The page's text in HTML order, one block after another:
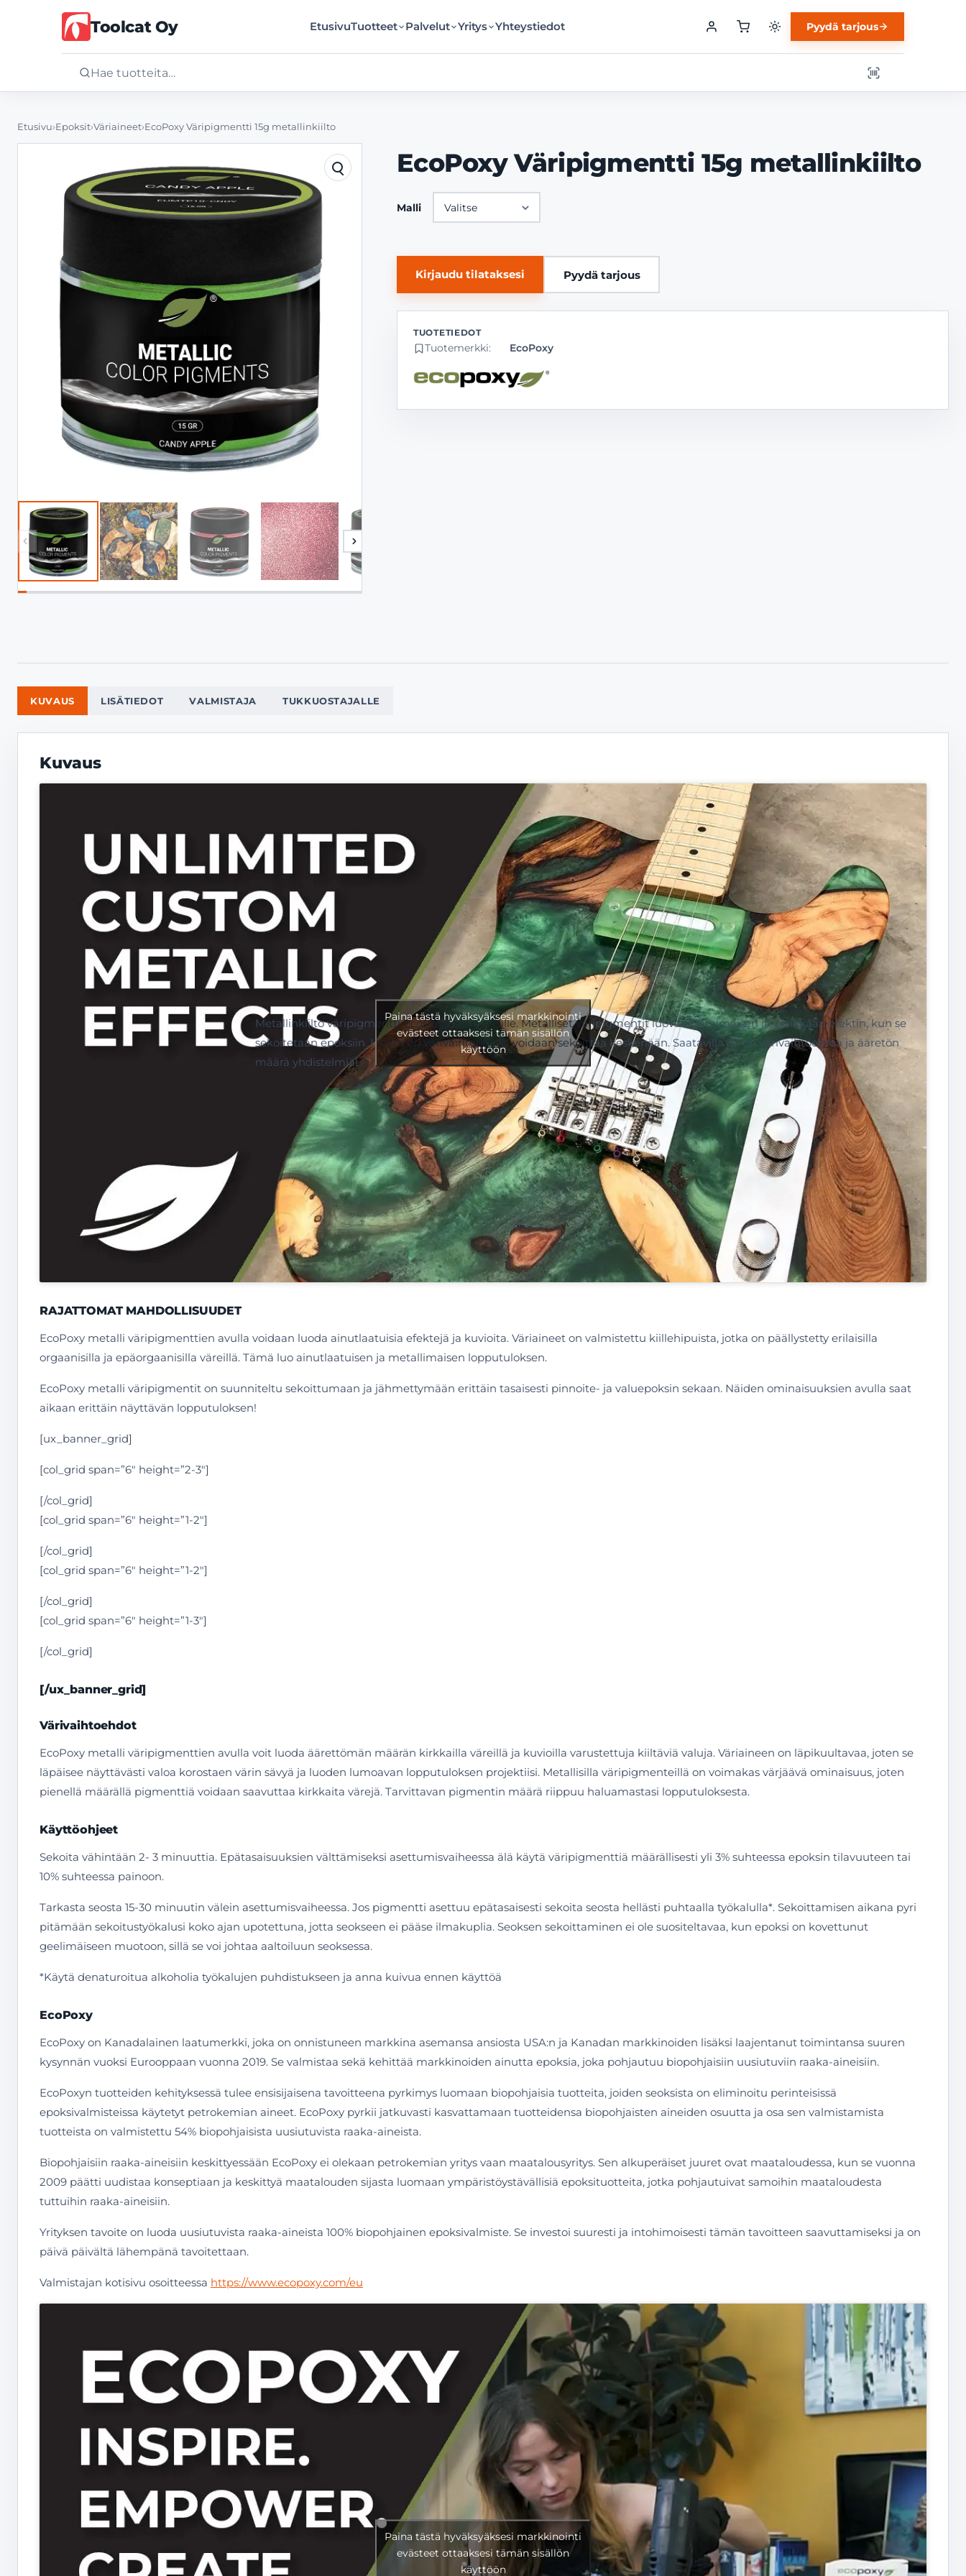
Toolcat Oy EtusivuTuotteet Palvelut Yritys Yhteystiedot Pyydä tarjous
Palvelut
Yhteystiedot
Etusivu›Epoksit›Väriaineet›EcoPoxy Väripigmentti 15g metallinkiilto
EcoPoxy Väripigmentti 15g metallinkiilto
Malli
Kirjaudu tilataksesi Pyydä tarjous
Tuotemerkki: EcoPoxy
KUVAUS LISÄTIEDOT VALMISTAJA TUKKUOSTAJALLE
Kuvaus
Metallinkiilto väripigmentti EcoPoxy valuhartsille. Metalliset väripigmentit luovat helmimäisen ja värikkään efektin, kun se
sekoitetaan epoksiin. Useita eri värivaihtoehtoja voidaan sekoittaa keskenään. Saatavilla 30 eri värivaihtoehtoa ja ääretön
määrä yhdistelmiä!
Paina tästä hyväksyäksesi markkinointi
evästeet ottaaksesi tämän sisällön
käyttöön
RAJATTOMAT MAHDOLLISUUDET
EcoPoxy metalli väripigmenttien avulla voidaan luoda ainutlaatuisia efektejä ja kuvioita. Väriaineet on valmistettu kiillehipuista, jotka on päällystetty erilaisilla
orgaanisilla ja epäorgaanisilla väreillä. Tämä luo ainutlaatuisen ja metallimaisen lopputuloksen.
EcoPoxy metalli väripigmentit on suunniteltu sekoittumaan ja jähmettymään erittäin tasaisesti pinnoite- ja valuepoksin sekaan. Näiden ominaisuuksien avulla saat
aikaan erittäin näyttävän lopputuloksen!
[ux_banner_grid]
[col_grid span=”6″ height=”2-3″]
[/col_grid]
[col_grid span=”6″ height=”1-2″]
[/col_grid]
[col_grid span=”6″ height=”1-2″]
[/col_grid]
[col_grid span=”6″ height=”1-3″]
[/col_grid]
[/ux_banner_grid]
Värivaihtoehdot
EcoPoxy metalli väripigmenttien avulla voit luoda äärettömän määrän kirkkailla väreillä ja kuvioilla varustettuja kiiltäviä valuja. Väriaineen on läpikuultavaa, joten se
läpäisee näyttävästi valoa korostaen värin sävyä ja luoden lumoavan lopputuloksen projektiisi. Metallisilla väripigmenteillä on voimakas värjäävä ominaisuus, joten
pienellä määrällä pigmenttiä voidaan saavuttaa kirkkaita värejä. Tarvittavan pigmentin määrä riippuu haluamastasi lopputuloksesta.
Käyttöohjeet
Sekoita vähintään 2- 3 minuuttia. Epätasaisuuksien välttämiseksi asettumisvaiheessa älä käytä väripigmenttiä määrällisesti yli 3% suhteessa epoksin tilavuuteen tai
10% suhteessa painoon.
Tarkasta seosta 15-30 minuutin välein asettumisvaiheessa. Jos pigmentti asettuu epätasaisesti sekoita seosta hellästi puhtaalla työkalulla*. Sekoittamisen aikana pyri
pitämään sekoitustyökalusi koko ajan upotettuna, jotta seokseen ei pääse ilmakuplia. Seoksen sekoittaminen ei ole suositeltavaa, kun epoksi on kovettunut
geelimäiseen muotoon, sillä se voi johtaa aaltoiluun seoksessa.
*Käytä denaturoitua alkoholia työkalujen puhdistukseen ja anna kuivua ennen käyttöä
EcoPoxy
EcoPoxy on Kanadalainen laatumerkki, joka on onnistuneen markkina asemansa ansiosta USA:n ja Kanadan markkinoiden lisäksi laajentanut toimintansa suuren
kysynnän vuoksi Eurooppaan vuonna 2019. Se valmistaa sekä kehittää markkinoiden ainutta epoksia, joka pohjautuu biopohjaisiin uusiutuviin raaka-aineisiin.
EcoPoxyn tuotteiden kehityksessä tulee ensisijaisena tavoitteena pyrkimys luomaan biopohjaisia tuotteita, joiden seoksista on eliminoitu perinteisissä
epoksivalmisteissa käytetyt petrokemian aineet. EcoPoxy pyrkii jatkuvasti kasvattamaan tuotteidensa biopohjaisten aineiden osuutta ja osa sen valmistamista
tuotteista on valmistettu 54% biopohjaisista uusiutuvista raaka-aineista.
Biopohjaisiin raaka-aineisiin keskittyessään EcoPoxy ei olekaan petrokemian yritys vaan maatalousyritys. Sen alkuperäiset juuret ovat maataloudessa, kun se vuonna
2009 päätti uudistaa konseptiaan ja keskittyä maatalouden sijasta luomaan ympäristöystävällisiä epoksituotteita, jotka pohjautuivat samoihin maataloudesta
tuttuihin raaka-aineisiin.
Yrityksen tavoite on luoda uusiutuvista raaka-aineista 100% biopohjainen epoksivalmiste. Se investoi suuresti ja intohimoisesti tämän tavoitteen saavuttamiseksi ja on
päivä päivältä lähempänä tavoitettaan.
Valmistajan kotisivu osoitteessa https://www.ecopoxy.com/eu
Paina tästä hyväksyäksesi markkinointi
evästeet ottaaksesi tämän sisällön
käyttöön